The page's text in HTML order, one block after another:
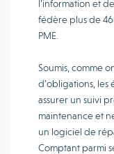
l’information et
fédère plus de
PME.
Soumis, comme
d’obligations,
assurer un suivi
maintenance et
un logiciel de
Comptant parmi